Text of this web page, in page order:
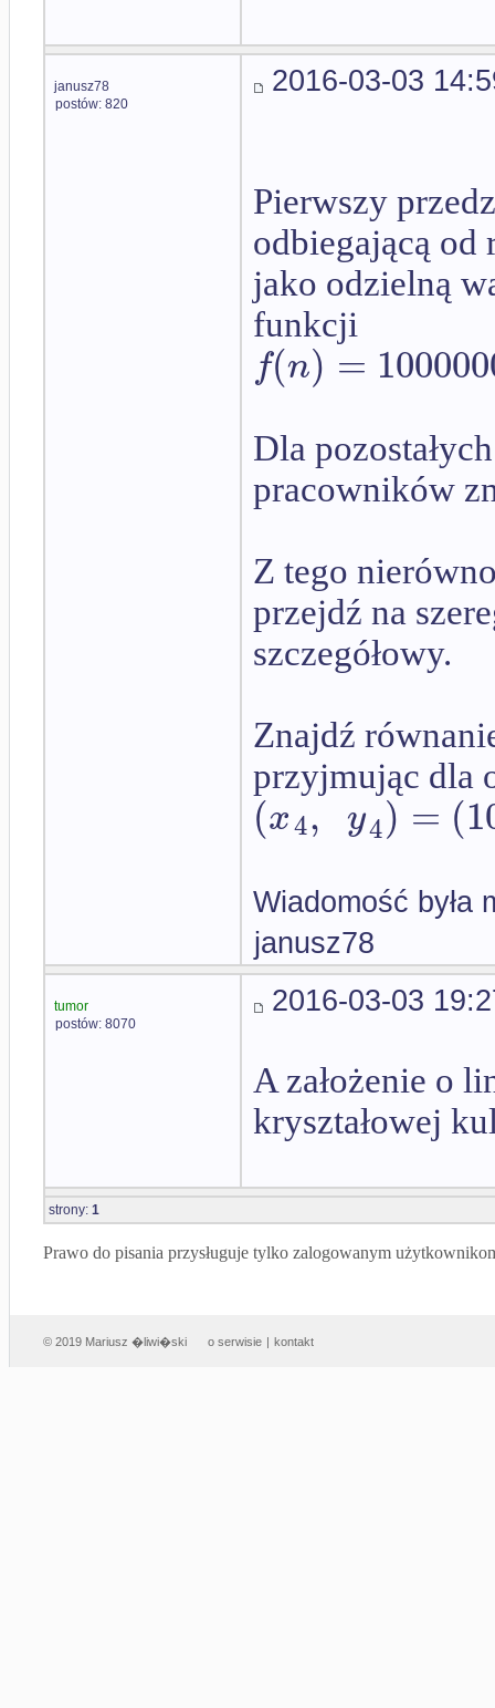
janusz78
postów: 820
2016-03-03
Pierwszy
odbiegającą
jako odzielną
funkcji
f(n) =
Dla
pracowników
Z tego
przejdź na
szczegółowy.
Znajdź
przyjmując dla
(x4, y4) = (
Wiadomość była
janusz78
tumor
postów: 8070
2016-03-03
A założenie o
kryształowej
strony: 1
Prawo do pisania przysługuje tylko zalogowanym
© 2019 Mariusz �liwi�ski o serwisie | kontakt